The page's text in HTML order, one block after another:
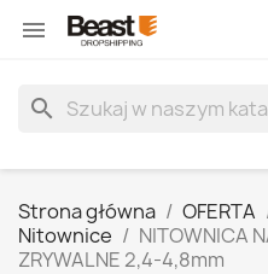

search
Strona główna OFERTA
Nitownice
NITOWNICA
ZRYWALNE 2,4-4,8mm